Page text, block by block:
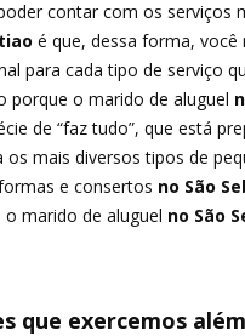
contar com os serviços
é que, dessa forma, você
para cada tipo de serviço
porque o marido de aluguel
de “faz tudo”, que está
mais diversos tipos de
e consertos no São
marido de aluguel no São
que exercemos